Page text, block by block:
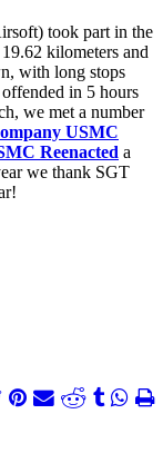
took part in the
kilometers and
with long stops
in 5 hours
we met a number
USMC
Reenacted a
we thank SGT